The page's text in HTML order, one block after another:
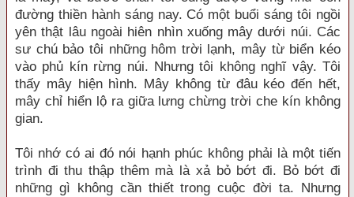
đường thiền hành sáng nay. Có một buổi sáng tôi ngồi
yên thật lâu ngoài hiên nhìn xuống mây dưới núi. Các
sư chú bảo tôi những hôm trời lạnh, mây từ biển kéo
vào phủ kín rừng núi. Nhưng tôi không nghĩ vậy. Tôi
thấy mây hiện hình. Mây không từ đâu kéo đến hết,
mây chỉ hiển lộ ra giữa lưng chừng trời che kín không
gian.
Tôi nhớ có ai đó nói hạnh phúc không phải là một tiến
trình đi thu thập thêm mà là xả bỏ bớt đi. Bỏ bớt đi
những gì không cần thiết trong cuộc đời ta. Nhưng